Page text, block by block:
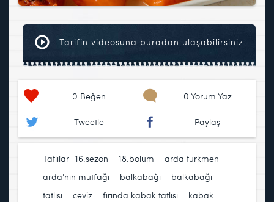
Tarifin videosuna buradan ulaşabilirsiniz
0 Beğen 0 Yorum Yaz
Tweetle Paylaş
Tatlılar 16.sezon 18.bölüm arda türkmen
arda'nın mutfağı
balkabağı
balkabağı
tatlısı
ceviz fırında kabak tatlısı
kabak